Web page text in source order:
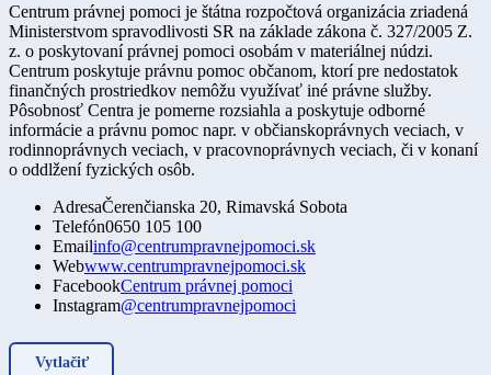
Centrum právnej pomoci je štátna rozpočtová organizácia zriadená
Ministerstvom spravodlivosti SR na základe zákona č. 327/2005 Z.
z. o poskytovaní právnej pomoci osobám v materiálnej núdzi.
Centrum poskytuje právnu pomoc občanom, ktorí pre nedostatok
finančných prostriedkov nemôžu využívať iné právne služby.
Pôsobnosť Centra je pomerne rozsiahla a poskytuje odborné
informácie a právnu pomoc napr. v občianskoprávnych veciach, v
rodinnoprávnych veciach, v pracovnoprávnych veciach, či v konaní
o oddlžení fyzických osôb.
AdresaČerenčianska 20, Rimavská Sobota
Telefón0650 105 100
Emailinfo@centrumpravnejpomoci.sk
Webwww.centrumpravnejpomoci.sk
FacebookCentrum právnej pomoci
Instagram@centrumpravnejpomoci
Vytlačiť